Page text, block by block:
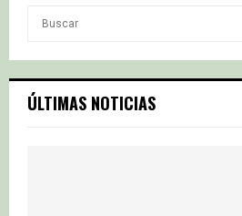
c
h
ÚLTIMAS NOTICIAS